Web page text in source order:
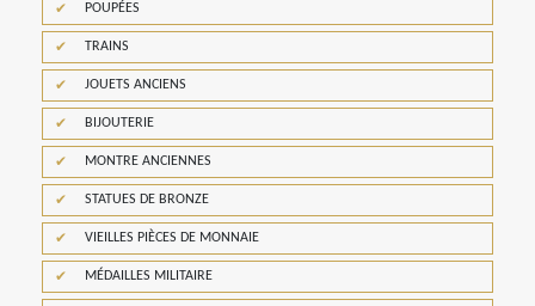
POUPÉES
TRAINS
JOUETS ANCIENS
BIJOUTERIE
MONTRE ANCIENNES
STATUES DE BRONZE
VIEILLES PIÈCES DE MONNAIE
MÉDAILLES MILITAIRE